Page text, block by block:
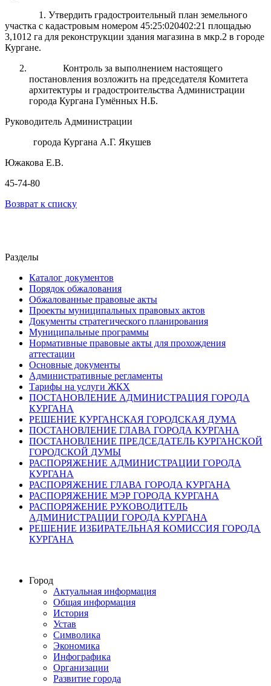
1. Утвердить градостроительный план земельного
участка с кадастровым номером 45:25:020402:21 площадью
3,1012 га для реконструкции здания магазина в мкр.2 в городе
Кургане.
Контроль за выполнением настоящего
постановления возложить на председателя Комитета
архитектуры и градостроительства Администрации
города Кургана Гумённых Н.Б.
Руководитель Администрации
города Кургана А.Г. Якушев
Южакова Е.В.
45-74-80
Возврат к списку
Разделы
Каталог документов
Порядок обжалования
Обжалованные правовые акты
Проекты муниципальных правовых актов
Документы стратегического планирования
Муниципальные программы
Нормативные правовые акты для прохождения
аттестации
Основные документы
Административные регламенты
Тарифы на услуги ЖКХ
ПОСТАНОВЛЕНИЕ АДМИНИСТРАЦИЯ ГОРОДА
КУРГАНА
РЕШЕНИЕ КУРГАНСКАЯ ГОРОДСКАЯ ДУМА
ПОСТАНОВЛЕНИЕ ГЛАВА ГОРОДА КУРГАНА
ПОСТАНОВЛЕНИЕ ПРЕДСЕДАТЕЛЬ КУРГАНСКОЙ
ГОРОДСКОЙ ДУМЫ
РАСПОРЯЖЕНИЕ АДМИНИСТРАЦИИ ГОРОДА
КУРГАНА
РАСПОРЯЖЕНИЕ ГЛАВА ГОРОДА КУРГАНА
РАСПОРЯЖЕНИЕ МЭР ГОРОДА КУРГАНА
РАСПОРЯЖЕНИЕ РУКОВОДИТЕЛЬ
АДМИНИСТРАЦИИ ГОРОДА КУРГАНА
РЕШЕНИЕ ИЗБИРАТЕЛЬНАЯ КОМИССИЯ ГОРОДА
КУРГАНА
Город
Актуальная информация
Общая информация
История
Устав
Символика
Экономика
Инфографика
Организации
Развитие города